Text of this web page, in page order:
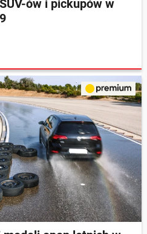
ów i pickupów w